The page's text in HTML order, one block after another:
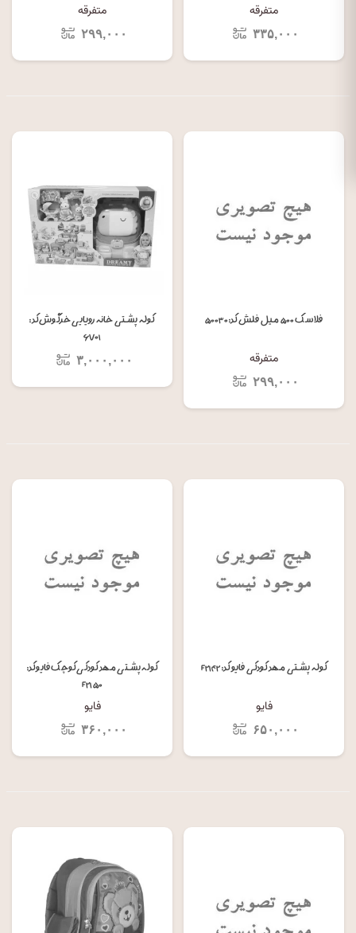
متفرقه
۳۳۵,۰۰۰
متفرقه
۲۹۹,۰۰۰
فلاسک ۵۰۰ میل فلش کد: ۵۰۰۳۰
متفرقه
۲۹۹,۰۰۰
کوله پشتی خانه رویایی خرگوش کد:
۶۷۰۱
۳,۰۰۰,۰۰۰
کوله پشتی مهد کودکی فایو کد: F۲۱۴۲
فایو
۶۵۰,۰۰۰
کوله پشتی مهد کودکی کوچک فایو کد:
F۲۱۵۰
فایو
۳۶۰,۰۰۰